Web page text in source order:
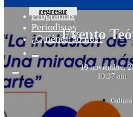
Programas
Periodistas
¿Quiénes Somos?
regresar
Evento
18 noviembre,
10:37 am
Cultura